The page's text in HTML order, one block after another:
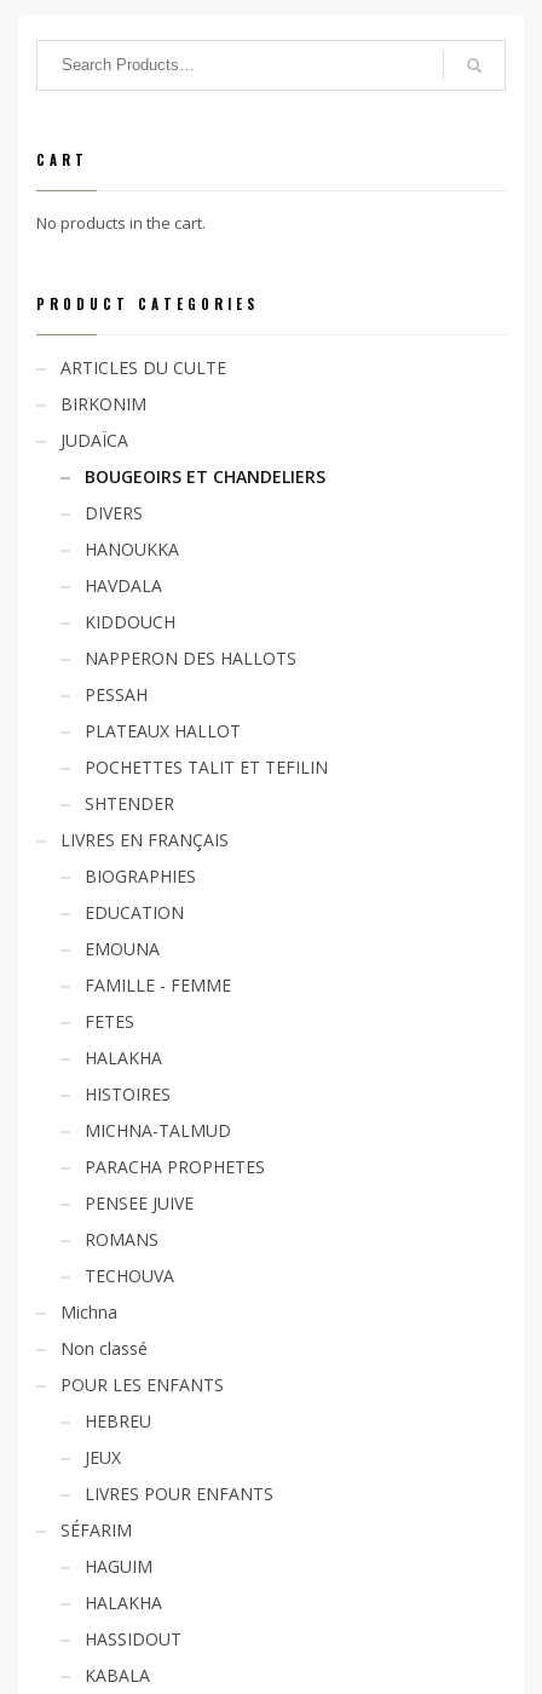
CART
No products in the cart.
PRODUCT CATEGORIES
ARTICLES DU CULTE
BIRKONIM
JUDAÏCA
BOUGEOIRS ET CHANDELIERS
DIVERS
HANOUKKA
HAVDALA
KIDDOUCH
NAPPERON DES HALLOTS
PESSAH
PLATEAUX HALLOT
POCHETTES TALIT ET TEFILIN
SHTENDER
LIVRES EN FRANÇAIS
BIOGRAPHIES
EDUCATION
EMOUNA
FAMILLE - FEMME
FETES
HALAKHA
HISTOIRES
MICHNA-TALMUD
PARACHA PROPHETES
PENSEE JUIVE
ROMANS
TECHOUVA
Michna
Non classé
POUR LES ENFANTS
HEBREU
JEUX
LIVRES POUR ENFANTS
SÉFARIM
HAGUIM
HALAKHA
HASSIDOUT
KABALA